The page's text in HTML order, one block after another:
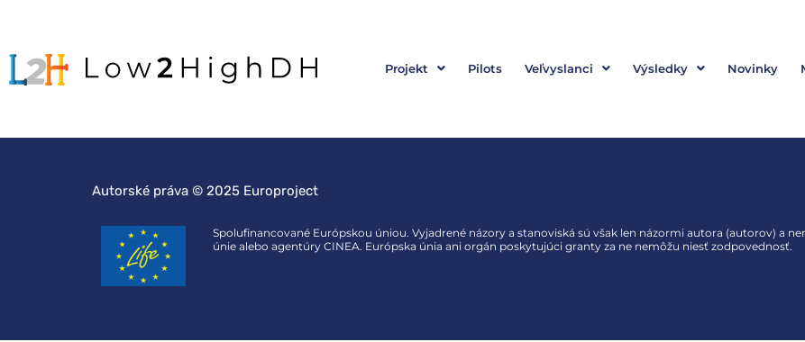
Projekt Pilots Veľvyslanci Výsledky Novinky
Autorské práva © 2025 Europroject
Spolufinancované Európskou úniou. Vyjadrené názory a stanoviská sú však len názormi autora (autorov) a
únie alebo agentúry CINEA. Európska únia ani orgán poskytujúci granty za ne nemôžu niesť zodpovednosť.